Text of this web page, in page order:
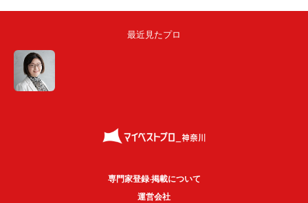
最近見たプロ
専門家登録·掲載について
運営会社